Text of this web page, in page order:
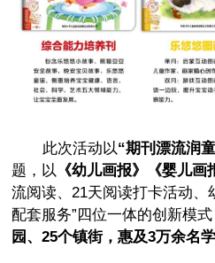
此次活动以“期刊漂流润
题，以 《幼儿画报》《婴儿画
流阅读、21天阅读打卡活动
配套服务”四位一体的创新模
园、25个镇街，惠及3万余名